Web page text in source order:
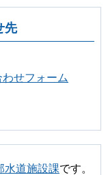
先
せフォーム
水道施設課です。